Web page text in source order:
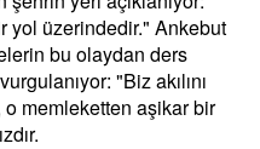
yol üzerindedir." Ankebut
bu olaydan ders
"Biz akılını
memleketten aşikar bir